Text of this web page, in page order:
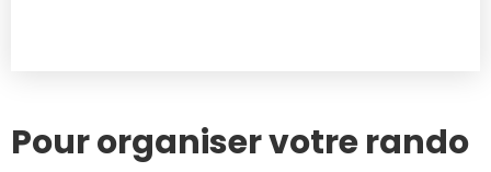
Pour organiser votre rando